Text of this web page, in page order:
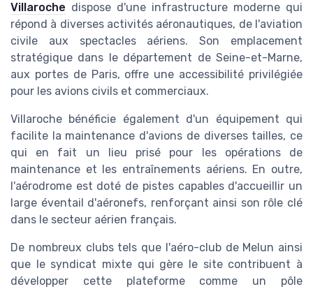
Villaroche dispose d'une infrastructure moderne qui
répond à diverses activités aéronautiques, de l'aviation
civile aux spectacles aériens. Son emplacement
stratégique dans le département de Seine-et-Marne,
aux portes de Paris, offre une accessibilité privilégiée
pour les avions civils et commerciaux.
Villaroche bénéficie également d'un équipement qui
facilite la maintenance d'avions de diverses tailles, ce
qui en fait un lieu prisé pour les opérations de
maintenance et les entraînements aériens. En outre,
l'aérodrome est doté de pistes capables d'accueillir un
large éventail d'aéronefs, renforçant ainsi son rôle clé
dans le secteur aérien français.
De nombreux clubs tels que l'aéro-club de Melun ainsi
que le syndicat mixte qui gère le site contribuent à
développer cette plateforme comme un pôle